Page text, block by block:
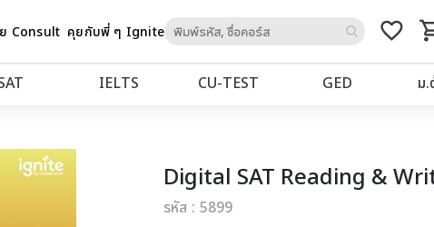
Consult คุยกับพี่ ๆ Igniteto
favorite_border รถ
IELTS CU‑TEST GED ม.
Digital SAT Reading &
รหัส : 5899